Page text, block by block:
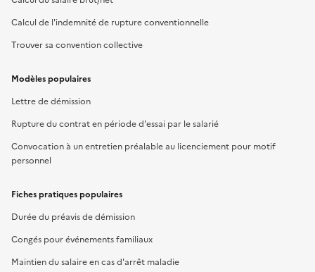
Calcul de l'indemnité de rupture conventionnelle
Trouver sa convention collective
Modèles populaires
Lettre de démission
Rupture du contrat en période d'essai par le salarié
Convocation à un entretien préalable au licenciement pour motif
personnel
Fiches pratiques populaires
Durée du préavis de démission
Congés pour événements familiaux
Maintien du salaire en cas d'arrêt maladie